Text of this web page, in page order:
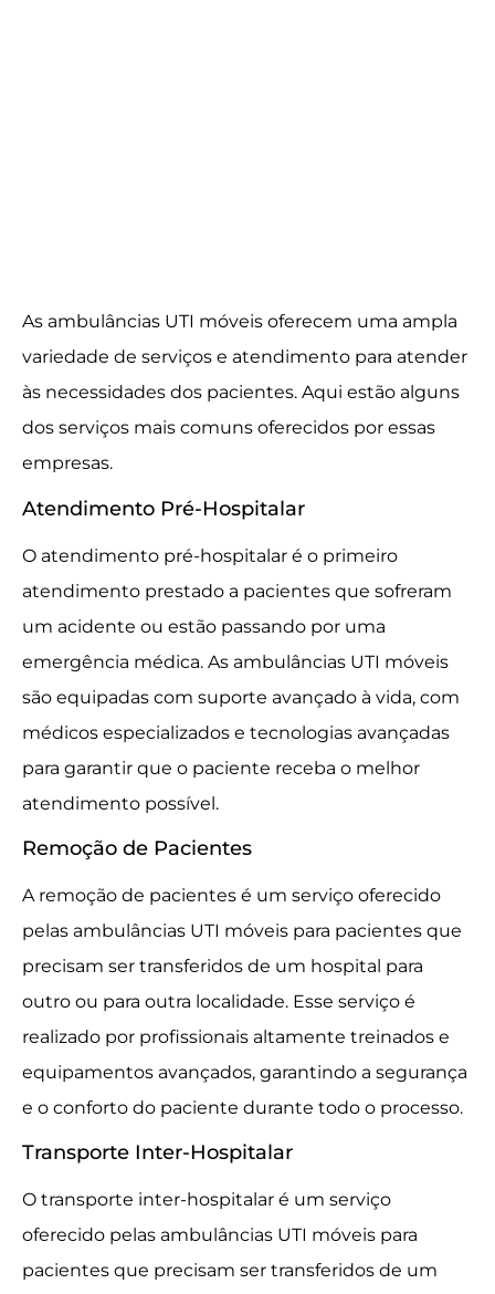
As ambulâncias UTI móveis oferecem uma ampla
variedade de serviços e atendimento para atender
às necessidades dos pacientes. Aqui estão alguns
dos serviços mais comuns oferecidos por essas
empresas.
Atendimento Pré-Hospitalar
O atendimento pré-hospitalar é o primeiro
atendimento prestado a pacientes que sofreram
um acidente ou estão passando por uma
emergência médica. As ambulâncias UTI móveis
são equipadas com suporte avançado à vida, com
médicos especializados e tecnologias avançadas
para garantir que o paciente receba o melhor
atendimento possível.
Remoção de Pacientes
A remoção de pacientes é um serviço oferecido
pelas ambulâncias UTI móveis para pacientes que
precisam ser transferidos de um hospital para
outro ou para outra localidade. Esse serviço é
realizado por profissionais altamente treinados e
equipamentos avançados, garantindo a segurança
e o conforto do paciente durante todo o processo.
Transporte Inter-Hospitalar
O transporte inter-hospitalar é um serviço
oferecido pelas ambulâncias UTI móveis para
pacientes que precisam ser transferidos de um